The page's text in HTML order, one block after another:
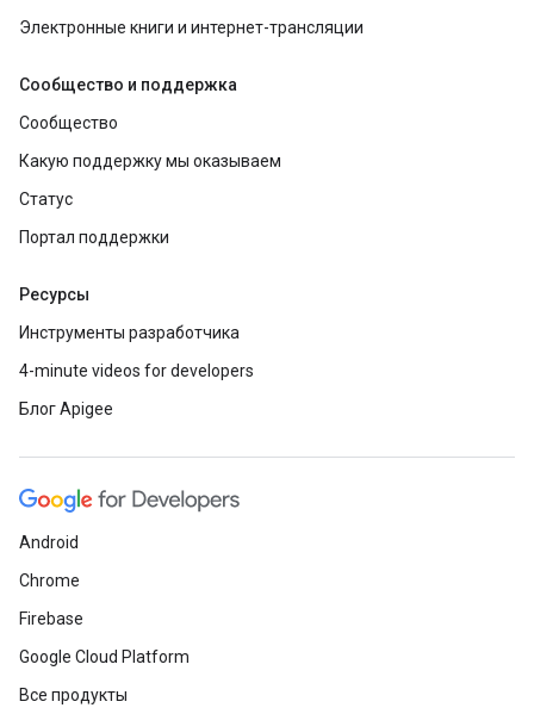
Электронные книги и интернет-трансляции
Сообщество и поддержка
Сообщество
Какую поддержку мы оказываем
Статус
Портал поддержки
Ресурсы
Инструменты разработчика
4-minute videos for developers
Блог Apigee
Android
Chrome
Firebase
Google Cloud Platform
Все продукты